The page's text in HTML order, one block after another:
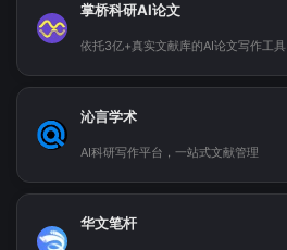
掌桥科研AI论文
依托3亿+真实文献库的AI论文写作工具
沁言学术
AI科研写作平台，一站式文献管理
华文笔杆